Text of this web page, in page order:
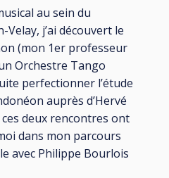
au sein du
j’ai découvert le
(mon 1er professeur
Orchestre Tango
perfectionner l’étude
auprès d’Hervé
deux rencontres ont
dans mon parcours
avec Philippe Bourlois